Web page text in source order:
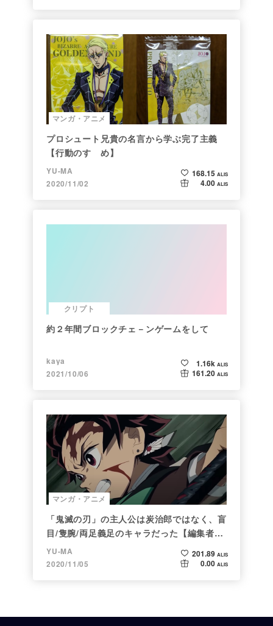
マンガ・アニメ
プロシュート兄貴の名言から学ぶ完了主義
【行動のすゝめ】
YU-MA
2020/11/02
168.15 ALIS
4.00 ALIS
クリプト
約２年間ブロックチェ－ンゲームをして
kaya
2021/10/06
1.16k ALIS
161.20 ALIS
マンガ・アニメ
「鬼滅の刃」の主人公は炭治郎ではなく、盲
目/隻腕/両足義足のキャラだった【編集者の
仕事ぶりに脱帽】
YU-MA
2020/11/05
201.89 ALIS
0.00 ALIS